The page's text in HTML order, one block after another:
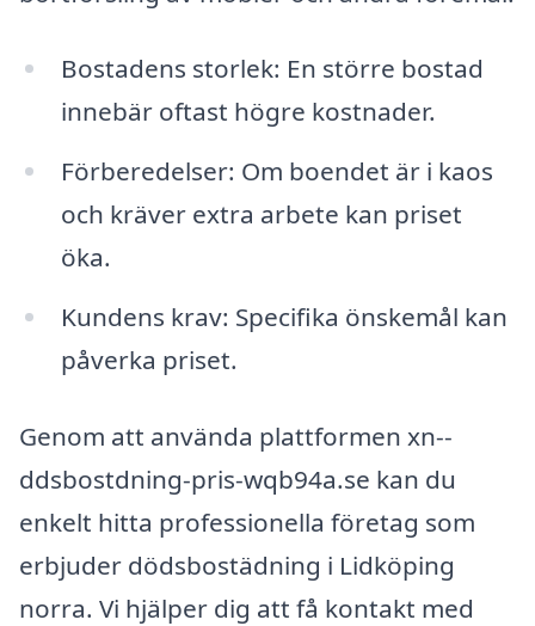
Bostadens storlek: En större bostad
innebär oftast högre kostnader.
Förberedelser: Om boendet är i kaos
och kräver extra arbete kan priset
öka.
Kundens krav: Specifika önskemål kan
påverka priset.
Genom att använda plattformen xn--
ddsbostdning-pris-wqb94a.se kan du
enkelt hitta professionella företag som
erbjuder dödsbostädning i Lidköping
norra. Vi hjälper dig att få kontakt med